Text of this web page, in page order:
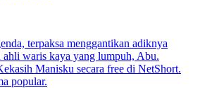
terpaksa menggantikan adiknya
waris kaya yang lumpuh, Abu.
Manisku secara free di NetShort.
popular.